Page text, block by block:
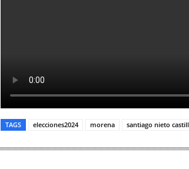
TAGS elecciones2024 morena santiago nieto